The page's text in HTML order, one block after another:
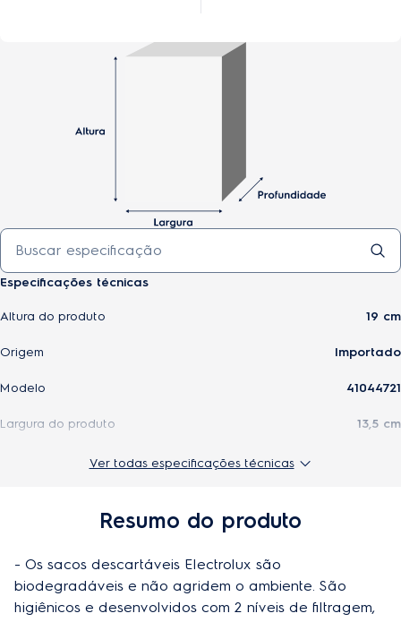
Especificações técnicas
Altura do produto 19 cm
Origem Importado
Modelo 41044721
Largura do produto 13,5 cm
7896347182256
Garantias
e serviços
90 dias de garantia para vidros, acessórios,
lâmpadas, peças plásticas, borrachas e cabo
elétrico
Ver todas especificações técnicas
Resumo do produto
- Os sacos descartáveis Electrolux são
biodegradáveis e não agridem o ambiente. São
higiênicos e desenvolvidos com 2 níveis de filtragem,